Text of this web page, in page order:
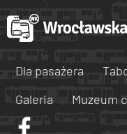
Dla pasażera
Galeria
Muzeum